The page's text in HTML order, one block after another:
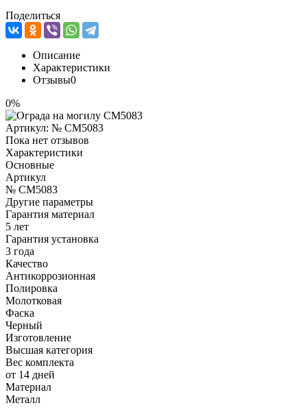
Поделиться
Описание
Характеристики
Отзывы0
0%
Артикул: № CM5083
Пока нет отзывов
Характеристики
Основные
Артикул
№ CM5083
Другие параметры
Гарантия материал
5 лет
Гарантия установка
3 года
Качество
Антикоррозионная
Полировка
Молотковая
Фаска
Черный
Изготовление
Высшая категория
Вес комплекта
от 14 дней
Материал
Металл